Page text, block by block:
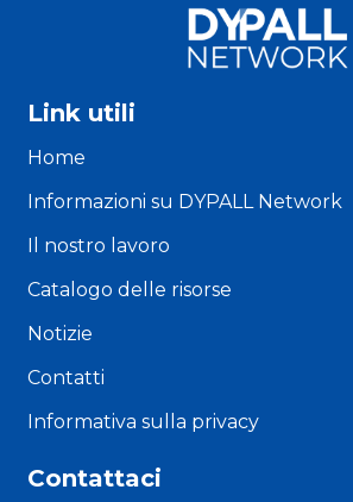
Link utili
Home
Informazioni su DYPALL Network
Il nostro lavoro
Catalogo delle risorse
Notizie
Contatti
Informativa sulla privacy
Contattaci